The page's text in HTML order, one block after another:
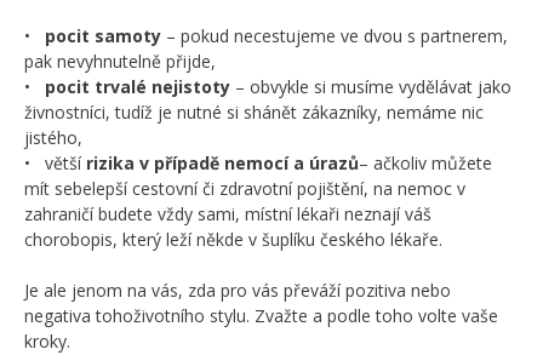
• pocit samoty – pokud necestujeme ve dvou s partnerem,
pak nevyhnutelně přijde,
• pocit trvalé nejistoty – obvykle si musíme vydělávat jako
živnostníci, tudíž je nutné si shánět zákazníky, nemáme nic
jistého,
• větší rizika v případě nemocí a úrazů– ačkoliv můžete
mít sebelepší cestovní či zdravotní pojištění, na nemoc v
zahraničí budete vždy sami, místní lékaři neznají váš
chorobopis, který leží někde v šuplíku českého lékaře.
Je ale jenom na vás, zda pro vás převáží pozitiva nebo
negativa tohoživotního stylu. Zvažte a podle toho volte vaše
kroky.